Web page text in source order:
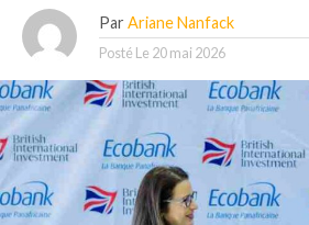
Par Ariane Nanfack
Posté Le 20 mai 2026